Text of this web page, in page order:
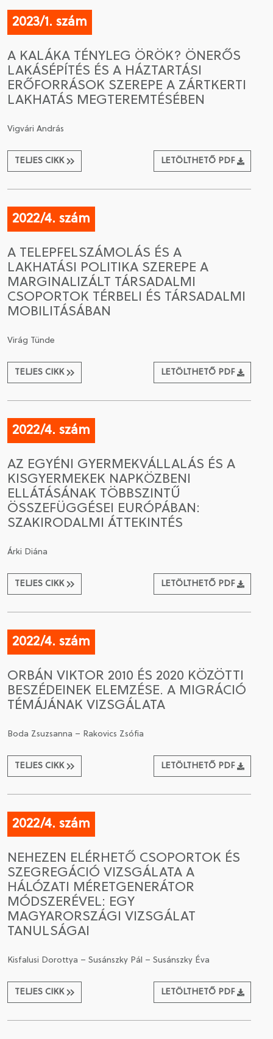
2023/1. szám
A KALÁKA TÉNYLEG ÖRÖK? ÖNERŐS
LAKÁSÉPÍTÉS ÉS A HÁZTARTÁSI
ERŐFORRÁSOK SZEREPE A ZÁRTKERTI
LAKHATÁS MEGTEREMTÉSÉBEN
Vigvári András
TELJES CIKK LETÖLTHETŐ PDF
2022/4. szám
A TELEPFELSZÁMOLÁS ÉS A
LAKHATÁSI POLITIKA SZEREPE A
MARGINALIZÁLT TÁRSADALMI
CSOPORTOK TÉRBELI ÉS TÁRSADALMI
MOBILITÁSÁBAN
Virág Tünde
TELJES CIKK LETÖLTHETŐ PDF
2022/4. szám
AZ EGYÉNI GYERMEKVÁLLALÁS ÉS A
KISGYERMEKEK NAPKÖZBENI
ELLÁTÁSÁNAK TÖBBSZINTŰ
ÖSSZEFÜGGÉSEI EURÓPÁBAN:
SZAKIRODALMI ÁTTEKINTÉS
Árki Diána
TELJES CIKK LETÖLTHETŐ PDF
2022/4. szám
ORBÁN VIKTOR 2010 ÉS 2020 KÖZÖTTI
BESZÉDEINEK ELEMZÉSE. A MIGRÁCIÓ
TÉMÁJÁNAK VIZSGÁLATA
Boda Zsuzsanna – Rakovics Zsófia
TELJES CIKK LETÖLTHETŐ PDF
2022/4. szám
NEHEZEN ELÉRHETŐ CSOPORTOK ÉS
SZEGREGÁCIÓ VIZSGÁLATA A
HÁLÓZATI MÉRETGENERÁTOR
MÓDSZERÉVEL: EGY
MAGYARORSZÁGI VIZSGÁLAT
TANULSÁGAI
Kisfalusi Dorottya – Susánszky Pál – Susánszky Éva
TELJES CIKK LETÖLTHETŐ PDF